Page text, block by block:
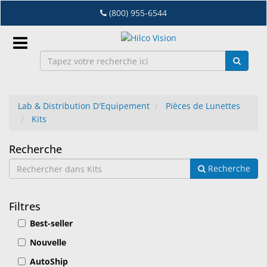
au
contenu
principal
(800) 955-6544
Connexion
FR
Dry
Eye
&
Distribution
D'Equipement
Lab & Distribution D'Equipement
Pièces de Lunettes
Kits
Kits
Recherche
Recherche
Filtres
Best-seller
Nouvelle
AutoShip